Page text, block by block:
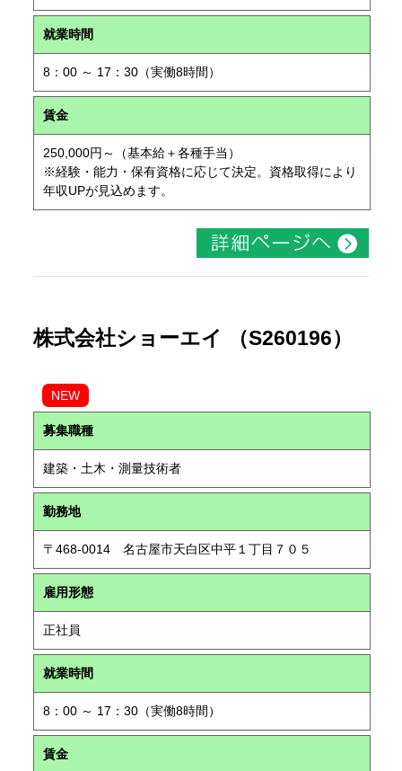
就業時間
8：00 ～ 17：30（実働8時間）
賃金
250,000円～（基本給＋各種手当）
※経験・能力・保有資格に応じて決定。資格取得により
年収UPが見込めます。
株式会社ショーエイ （S260196）
NEW
募集職種
建築・土木・測量技術者
勤務地
〒468-0014 名古屋市天白区中平１丁目７０５
雇用形態
正社員
就業時間
8：00 ～ 17：30（実働8時間）
賃金